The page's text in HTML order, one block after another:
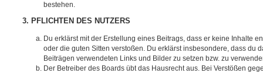
bestehen.
3. PFLICHTEN DES NUTZERS
Du erklärst mit der Erstellung eines Beitrags, dass er keine Inhalte
oder die guten Sitten verstoßen. Du erklärst insbesondere, dass du
Beiträgen verwendeten Links und Bilder zu setzen bzw. zu
Der Betreiber des Boards übt das Hausrecht aus. Bei Verstößen